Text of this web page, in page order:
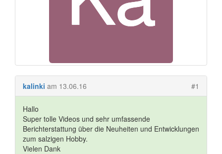
kalinki am 13.06.16 #1
Hallo
Super tolle Videos und sehr umfassende
Berichterstattung über die Neuheiten und Entwicklungen
zum salzigen Hobby.
Vielen Dank